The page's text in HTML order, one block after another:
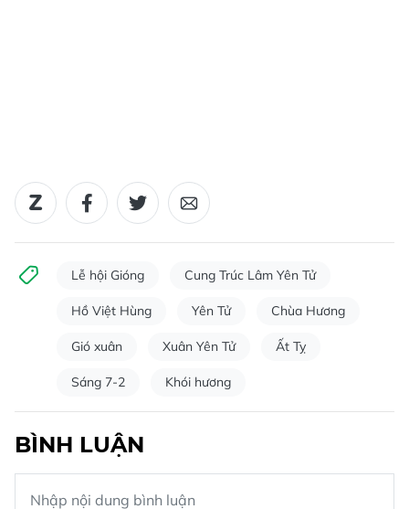
Lễ hội Gióng Cung Trúc Lâm Yên Tử
Hồ Việt Hùng Yên Tử Chùa Hương
Gió xuân Xuân Yên Tử Ất Tỵ
Sáng 7-2 Khói hương
BÌNH LUẬN